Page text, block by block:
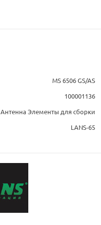
MS 6506 GS/AS
100001136
Антенна Элементы для сборки
LANS-65